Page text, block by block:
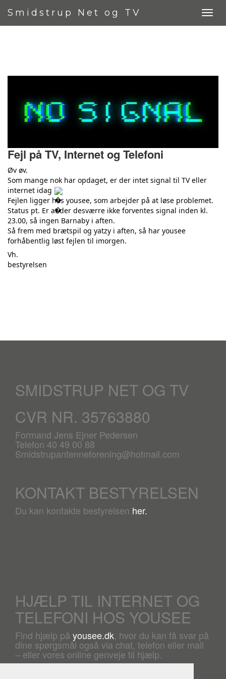
Smidstrup Net og TV
Fejl på TV, Internet og Telefoni
Øv øv.
Som mange nok har opdaget, er der intet signal til TV eller
internet idag
Fejlen ligger hos yousee, som arbejder på at løse problemet.
Status pt. Er atder desværre ikke forventes signal inden kl.
23.00, så ingen Barnaby i aften.
Så frem med brætspil og yatzy i aften, så har yousee
forhåbentlig løst fejlen til imorgen.
Vh.
bestyrelsen
SMIDSTRUP NET OG TV
CVR NR. 35763880
Formand Jens Ejner Pedersen
Telefon 40 49 00 88
Smidstrupantenneforening@hotmail.com
KONTAKT BESTYRELSEN
Du kan kontakte bestyrelsen her.
HJÆLP TIL INTERNET OG
TELEFONI HOS YOUSEE
Find hjælp på yousee.dk, hvor du kan få svar på
dine spørgsmål også via chat, telefon eller mail
– eller vores online genveje til hjælp.